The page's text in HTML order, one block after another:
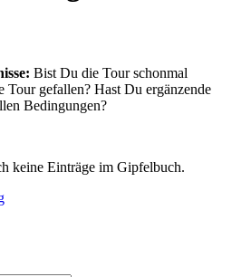
Bist Du die Tour schonmal
Tour gefallen? Hast Du ergänzende
Bedingungen?
keine Einträge im Gipfelbuch.